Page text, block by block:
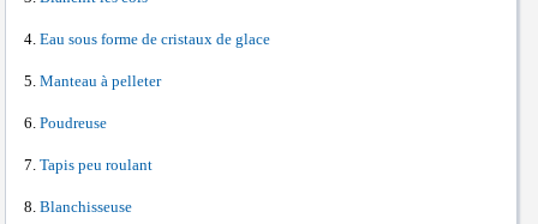
Eau sous forme de cristaux de glace
Manteau à pelleter
Poudreuse
Tapis peu roulant
Blanchisseuse